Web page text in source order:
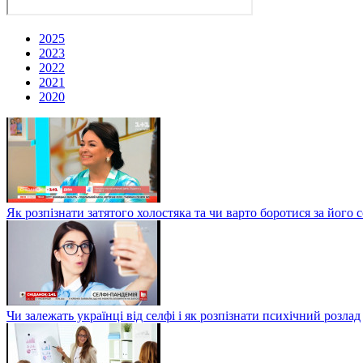
2025
2023
2022
2021
2020
Як розпізнати затятого холостяка та чи варто боротися за
Чи залежать українці від селфі і як розпізнати психічний розлад